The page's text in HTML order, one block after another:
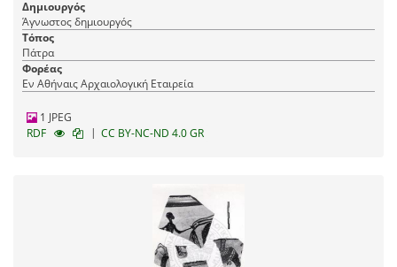
Δημιουργός
Άγνωστος δημιουργός
Τόπος
Πάτρα
Φορέας
Εν Αθήναις Αρχαιολογική Εταιρεία
1 JPEG
RDF
| CC BY-NC-ND 4.0 GR